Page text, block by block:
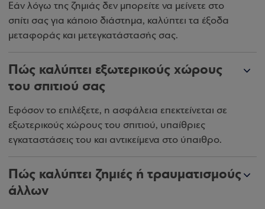
Εάν λόγω της ζημιάς δεν μπορείτε να μείνετε στο
σπίτι σας για κάποιο διάστημα, καλύπτει τα έξοδα
μεταφοράς και μετεγκατάστασής σας.
Πώς καλύπτει εξωτερικούς χώρους
του σπιτιού σας
Εφόσον το επιλέξετε, η ασφάλεια επεκτείνεται σε
εξωτερικούς χώρους του σπιτιού, υπαίθριες
εγκαταστάσεις του και αντικείμενα στο ύπαιθρο.
Πώς καλύπτει ζημιές ή τραυματισμούς
άλλων